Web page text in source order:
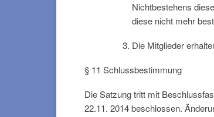
Nichtbestehens
diese nicht mehr
Die Mitglieder
§ 11 Schlussbestimmung
Die Satzung tritt mit
22.11. 2014 beschlossen.